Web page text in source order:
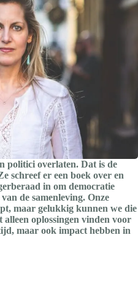
politici overlaten. Dat is de
schreef er een boek over en
in om democratie
de samenleving. Onze
maar gelukkig kunnen we die
oplossingen vinden voor
maar ook impact hebben in